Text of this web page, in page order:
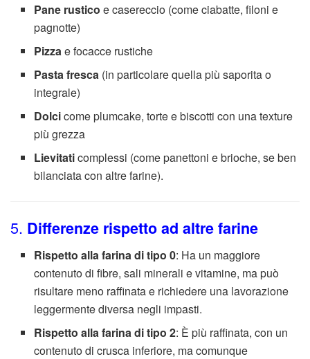
Pane rustico e casereccio (come ciabatte, filoni e
pagnotte)
Pizzae focacce rustiche
Pasta fresca (in particolare quella più saporita o
integrale)
Dolcicome plumcake, torte e biscotti con una texture
più grezza
Lievitaticomplessi (come panettoni e brioche, se ben
bilanciata con altre farine).
5. Differenze rispetto ad altre farine
Rispetto alla farina di tipo 0: Ha un maggiore
contenuto di fibre, sali minerali e vitamine, ma può
risultare meno raffinata e richiedere una lavorazione
leggermente diversa negli impasti.
Rispetto alla farina di tipo 2: È più raffinata, con un
contenuto di crusca inferiore, ma comunque